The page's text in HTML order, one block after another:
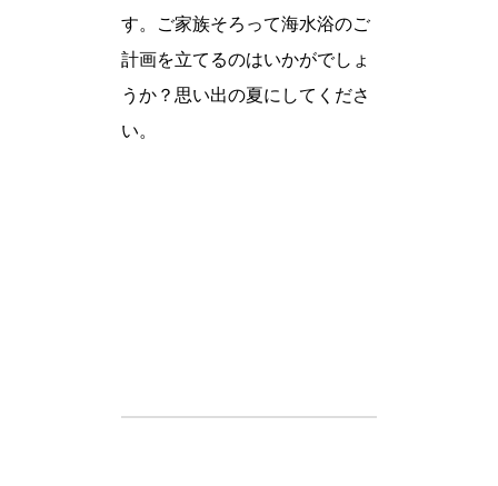
す。ご家族そろって海水浴のご
計画を立てるのはいかがでしょ
うか？思い出の夏にしてくださ
い。